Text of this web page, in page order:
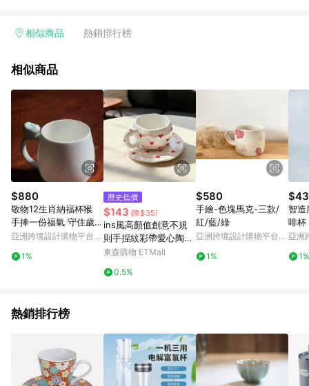
單，皆不在點數回饋範圍內。 3. 如購買以下類別商品，將無法獲
球嚴選、商城、專案商品、「草莓網」全館商品。 4. 如取消訂
回饋。 5. 點數回饋會扣除所有折扣優惠後之最終發票金額計算，
實際回饋請依LINE購物通知為主。 6. 訂單如有使用東森購物
ETMall站內之折扣優惠(包含但不限於東森幣、樂透金、東森現金
券等)，不具點數回饋資格。詳細請依東森購物ETMall之結帳頁面
顯示為準。 7. LINE購物設有「單一商品最高回饋點數」機制(特
殊活動時開放「回饋無上限」)，以同一訂單中同一商品不論件數
計算，並依訂單成立時間當下LINE購物所設定的回饋機制為準。
8. LINE購物為購物資訊整合性平台，商品資料更新會有時間差，
如顯示之商品規格、顏色、價位、贈品與東森購物ETMall銷售網
頁不符，以銷售網頁標示為準。 9. 若有贈點爭議，請務必於訂單
日期+180天以內至LINE購物客服洽詢；若超過180天(含)以上進
行申訴，恕無法贈點回饋。 10. 部分點數紅包僅限指定商品使
用，或不適用於無回饋商品。各點數紅包之適用商品與使用條件
請依點數紅包頁面規則為準。
相似商品 熱銷排行榜
相似商品
$880
敬物12生肖納福杯猴
手捧一份福氣 守住歲歲
朝朝的安康
亞洲跨境設計購物平台
1%
歷史低價
$143 (降$35)
ins風高顏值創意不規
則手捏紋彩帶愛心陶瓷
咖啡杯碟套裝手繪杯子
東森購物 ETMall
0.5%
$580
手繪-色塊馬克-三款/
紅/藍/綠
亞洲跨境設計購物平台
1%
智造
啡杯
亞洲
1%
熱銷排行榜